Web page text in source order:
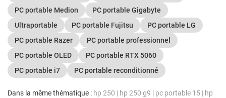
PC portable Medion
PC portable Gigabyte
Ultraportable
PC portable Fujitsu
PC portable LG
PC portable Razer
PC portable professionnel
PC portable OLED
PC portable RTX 5060
PC portable i7
PC portable reconditionné
Dans la même thématique : hp 250 | hp 250 g9 | pc portable 15 | hp